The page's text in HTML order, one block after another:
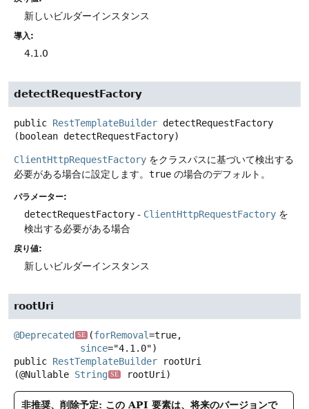
新しいビルダーインスタンス
導入:
4.1.0
detectRequestFactory
public RestTemplateBuilder detectRequestFactory
(boolean detectRequestFactory)
ClientHttpRequestFactory をクラスパスに基づいて検出する
必要がある場合に設定します。 true の場合のデフォルト。
パラメーター:
detectRequestFactory - ClientHttpRequestFactory を
検出する必要がある場合
戻り値:
新しいビルダーインスタンス
rootUri
@Deprecated SE (forRemoval=true,
since
public RestTemplateBuilder
rootUri
(@Nullable String SE rootUri)
非推奨、削除予定: この API 要素は、将来のバージョンで